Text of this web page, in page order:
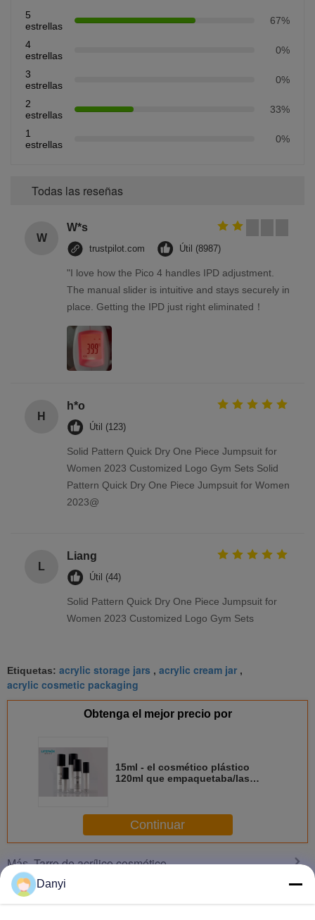
5
estrellas
67%
4
estrellas
0%
3
estrellas
0%
2
estrellas
33%
1
estrellas
0%
Todas las reseñas
W
W*s
trustpilot.com Útil (8987)
"I love how the Pico 4 handles IPD adjustment.
The manual slider is intuitive and stays securely in
place. Getting the IPD just right eliminated！
H
h*o
Útil (123)
Solid Pattern Quick Dry One Piece Jumpsuit for
Women 2023 Customized Logo Gym Sets Solid
Pattern Quick Dry One Piece Jumpsuit for Women
2023@
L
Liang
Útil (44)
Solid Pattern Quick Dry One Piece Jumpsuit for
Women 2023 Customized Logo Gym Sets
Etiquetas: acrylic storage jars , acrylic cream jar ,
acrylic cosmetic packaging
Obtenga el mejor precio por
15ml - el cosmético plástico
120ml que empaquetaba/las
requisitos particulares
Continuar
MásTarro de acrílico cosmético
Danyi